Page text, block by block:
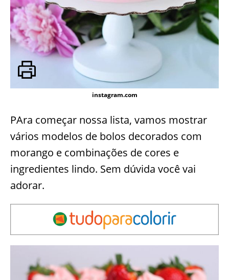
instagram.com
PAra começar nossa lista, vamos mostrar
vários modelos de bolos decorados com
morango e combinações de cores e
ingredientes lindo. Sem dúvida você vai
adorar.